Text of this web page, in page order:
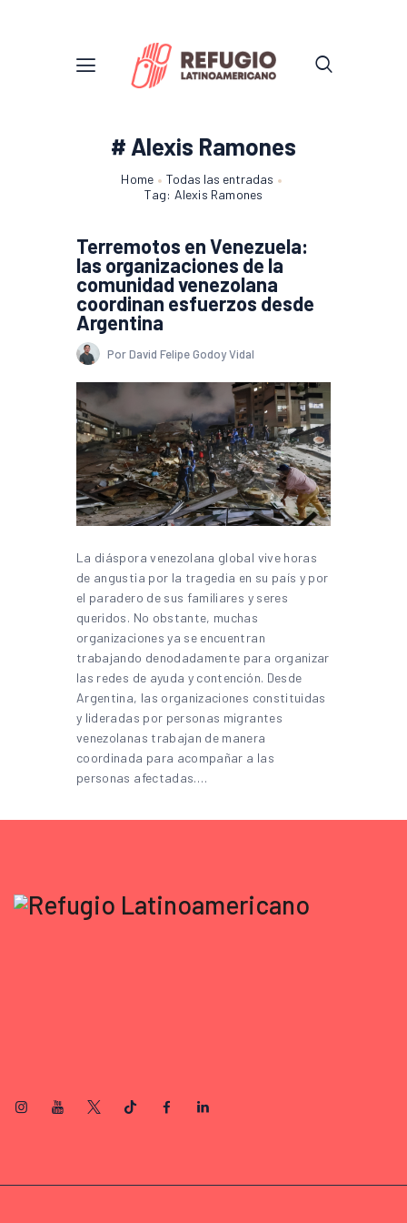
# Alexis Ramones
Home
Todas las entradas
Tag: Alexis Ramones
Terremotos en Venezuela:
las organizaciones de la
comunidad venezolana
coordinan esfuerzos desde
Argentina
Por David Felipe Godoy Vidal
La diáspora venezolana global vive horas
de angustia por la tragedia en su país y por
el paradero de sus familiares y seres
queridos. No obstante, muchas
organizaciones ya se encuentran
trabajando denodadamente para organizar
las redes de ayuda y contención. Desde
Argentina, las organizaciones constituidas
y lideradas por personas migrantes
venezolanas trabajan de manera
coordinada para acompañar a las
personas afectadas.…